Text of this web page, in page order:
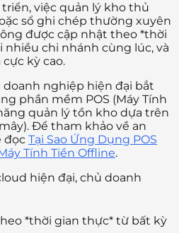
việc quản lý kho thủ
sổ ghi chép thường xuyên
được cập nhật theo *thời
nhiều chi nhánh cùng lúc, và
kỳ cao.
doanh nghiệp hiện đại bắt
phần mềm POS (Máy Tính
quản lý tồn kho dựa trên
Để tham khảo về an
đọc Tại Sao Ứng Dụng POS
Tính Tiền Offline.
hiện đại, chủ doanh
*thời gian thực* từ bất kỳ